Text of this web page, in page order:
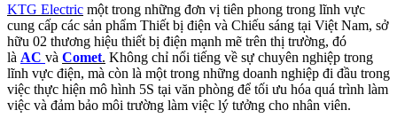
KTG Electric một trong những đơn vị tiên phong trong lĩnh vực
cung cấp các sản phẩm Thiết bị điện và Chiếu sáng tại Việt Nam, sở
hữu 02 thương hiệu thiết bị điện mạnh mẽ trên thị trường, đó
là AC và Comet. Không chỉ nổi tiếng về sự chuyên nghiệp trong
lĩnh vực điện, mà còn là một trong những doanh nghiệp đi đầu trong
việc thực hiện mô hình 5S tại văn phòng để tối ưu hóa quá trình làm
việc và đảm bảo môi trường làm việc lý tưởng cho nhân viên.